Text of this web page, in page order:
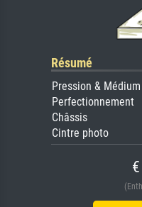
Résumé
Pression & Médium
Perfectionnement
Châssis
Cintre photo